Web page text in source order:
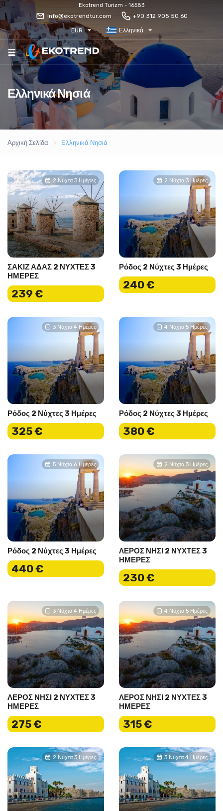
Ekotrend Turizm - 16583
info@ekotrendtur.com +90 312 905 50 60
EUR Ελληνικά
Ελληνικά Νησιά
Αρχική Σελίδα Ελληνικά Νησιά
2 Νύχτα 3 Ημέρες
ΣΑΚΙΖ ΑΔΑΣ 2 ΝΥΧΤΕΣ 3
ΗΜΕΡΕΣ
239 €
2 Νύχτα 3 Ημέρες
Ρόδος 2 Νύχτες 3 Ημέρες
240 €
3 Νύχτα 4 Ημέρες
Ρόδος 2 Νύχτες 3 Ημέρες
325 €
4 Νύχτα 5 Ημέρες
Ρόδος 2 Νύχτες 3 Ημέρες
380 €
5 Νύχτα 6 Ημέρες
Ρόδος 2 Νύχτες 3 Ημέρες
440 €
2 Νύχτα 3 Ημέρες
ΛΕΡΟΣ ΝΗΣΙ 2 ΝΥΧΤΕΣ 3
ΗΜΕΡΕΣ
230 €
3 Νύχτα 4 Ημέρες
ΛΕΡΟΣ ΝΗΣΙ 2 ΝΥΧΤΕΣ 3
ΗΜΕΡΕΣ
275 €
4 Νύχτα 5 Ημέρες
ΛΕΡΟΣ ΝΗΣΙ 2 ΝΥΧΤΕΣ 3
ΗΜΕΡΕΣ
315 €
2 Νύχτα 3 Ημέρες 3 Νύχτα 4 Ημέρες